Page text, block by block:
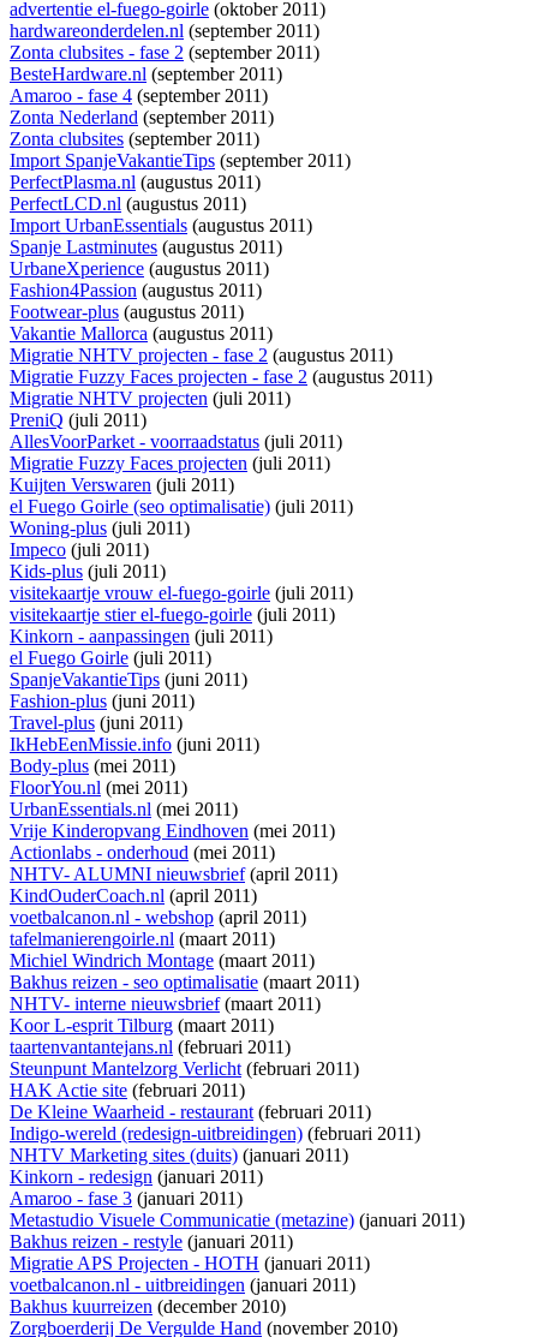
advertentie el-fuego-goirle (oktober 2011)
hardwareonderdelen.nl (september 2011)
Zonta clubsites - fase 2 (september 2011)
BesteHardware.nl (september 2011)
Amaroo - fase 4 (september 2011)
Zonta Nederland (september 2011)
Zonta clubsites (september 2011)
Import SpanjeVakantieTips (september 2011)
PerfectPlasma.nl (augustus 2011)
PerfectLCD.nl (augustus 2011)
Import UrbanEssentials (augustus 2011)
Spanje Lastminutes (augustus 2011)
UrbaneXperience (augustus 2011)
Fashion4Passion (augustus 2011)
Footwear-plus (augustus 2011)
Vakantie Mallorca (augustus 2011)
Migratie NHTV projecten - fase 2 (augustus 2011)
Migratie Fuzzy Faces projecten - fase 2 (augustus 2011)
Migratie NHTV projecten (juli 2011)
PreniQ (juli 2011)
AllesVoorParket - voorraadstatus (juli 2011)
Migratie Fuzzy Faces projecten (juli 2011)
Kuijten Verswaren (juli 2011)
el Fuego Goirle (seo optimalisatie) (juli 2011)
Woning-plus (juli 2011)
Impeco (juli 2011)
Kids-plus (juli 2011)
visitekaartje vrouw el-fuego-goirle (juli 2011)
visitekaartje stier el-fuego-goirle (juli 2011)
Kinkorn - aanpassingen (juli 2011)
el Fuego Goirle (juli 2011)
SpanjeVakantieTips (juni 2011)
Fashion-plus (juni 2011)
Travel-plus (juni 2011)
IkHebEenMissie.info (juni 2011)
Body-plus (mei 2011)
FloorYou.nl (mei 2011)
UrbanEssentials.nl (mei 2011)
Vrije Kinderopvang Eindhoven (mei 2011)
Actionlabs - onderhoud (mei 2011)
NHTV- ALUMNI nieuwsbrief(april 2011)
KindOuderCoach.nl (april 2011)
voetbalcanon.nl - webshop (april 2011)
tafelmanierengoirle.nl (maart 2011)
Michiel Windrich Montage (maart 2011)
Bakhus reizen - seo optimalisatie (maart 2011)
NHTV- interne nieuwsbrief(maart 2011)
Koor L-esprit Tilburg (maart 2011)
taartenvantantejans.nl (februari 2011)
Steunpunt Mantelzorg Verlicht(februari 2011)
HAK Actie site (februari 2011)
De Kleine Waarheid - restaurant(februari 2011)
Indigo-wereld (redesign-uitbreidingen) (februari 2011)
NHTV Marketing sites (duits) (januari 2011)
Kinkorn - redesign (januari 2011)
Amaroo - fase 3 (januari 2011)
Metastudio Visuele Communicatie (metazine) (januari 2011)
Bakhus reizen - restyle (januari 2011)
Migratie APS Projecten - HOTH (januari 2011)
voetbalcanon.nl - uitbreidingen (januari 2011)
Bakhus kuurreizen (december 2010)
Zorgboerderij De Vergulde Hand (november 2010)